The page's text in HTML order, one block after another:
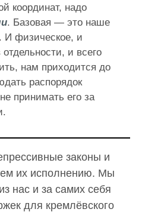
координат, надо
. Базовая — это наше
И физическое, и
и всего
нам приходится до
распорядок
принимать его за
законы и
их исполнению. Мы
нас и за самих себя
для кремлёвского